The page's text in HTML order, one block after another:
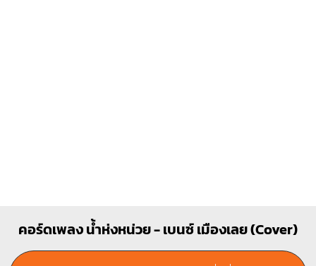
คอร์ดเพลง น้ำห่งหน่วย - เบนซ์ เมืองเลย (Cover)